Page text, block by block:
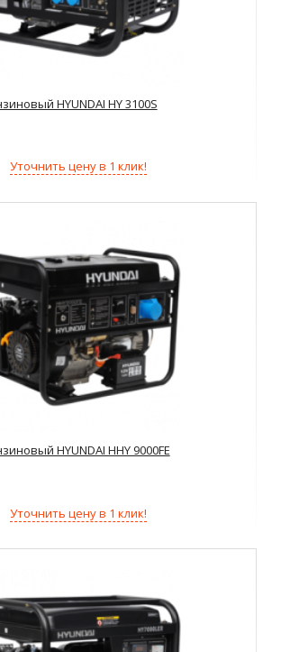
HYUNDAI HY 3100S
Уточнить цену в 1 клик!
HYUNDAI HHY 9000FE
Уточнить цену в 1 клик!